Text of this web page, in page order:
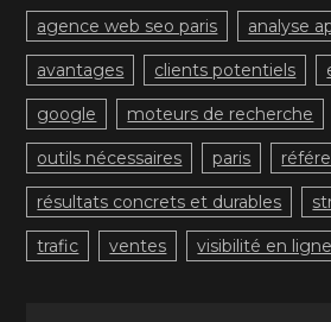
agence web seo paris analyse
avantages clients potentiels
google moteurs de recherche
outils nécessaires paris
résultats concrets et durables
trafic ventes visibilité en ligne